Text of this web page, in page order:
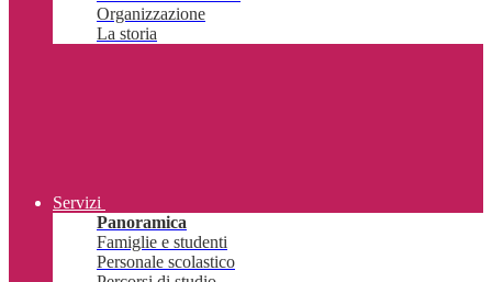
Organizzazione
La storia
Servizi
Panoramica
Famiglie e studenti
Personale scolastico